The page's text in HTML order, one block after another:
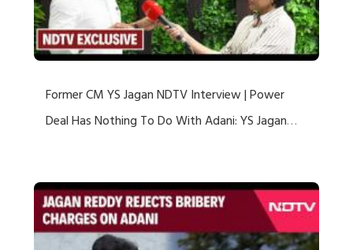
Former CM YS Jagan NDTV Interview | Power
Deal Has Nothing To Do With Adani: YS Jagan